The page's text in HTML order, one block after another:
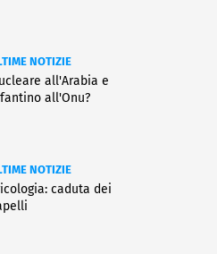
NOTIZIE
all'Arabia e
all'Onu?
NOTIZIE
caduta dei